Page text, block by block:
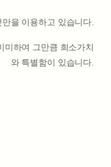
을 이용하고 있습니다.
미하여 그만큼 희소가치
와 특별함이 있습니다.